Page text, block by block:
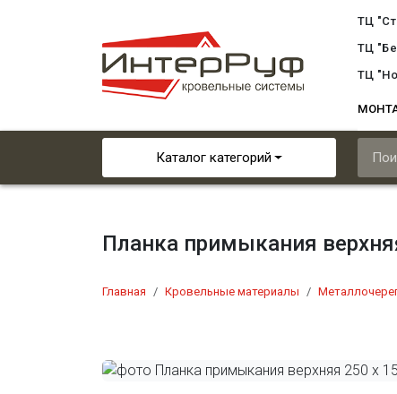
ТЦ
ТЦ
ТЦ
Каталог категорий
Планка примыкания
Главная Кровельные материалы